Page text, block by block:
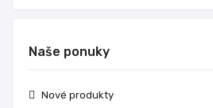
Naše ponuky
Nové produkty